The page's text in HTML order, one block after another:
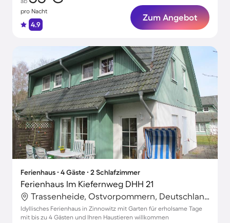
pro Nacht
4.9
Zum Angebot
Ferienhaus ∙ 4 Gäste ∙ 2 Schlafzimmer
Ferienhaus Im Kiefernweg DHH 21
Trassenheide, Ostvorpommern, Deutschland
Idyllisches Ferienhaus in Zinnowitz mit Garten für erholsame Tage
mit bis zu 4 Gästen und Ihren Haustieren willkommen